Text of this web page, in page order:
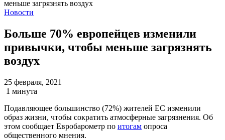
Новости
Больше 70% европейцев изменили
привычки, чтобы меньше загрязнять
воздух
25 февраля, 2021
1 минута
Подавляющее большинство (72%) жителей ЕС изменили
образ жизни, чтобы сократить атмосферные загрязнения. Об
этом сообщает Евробарометр по итогам опроса
общественного мнения.